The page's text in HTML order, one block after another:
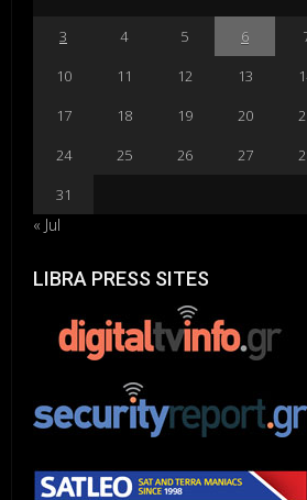
3
4 5 6
10
11 12 13
17
18 19 20
24
25 26 27
31
« Jul
LIBRA PRESS SITES